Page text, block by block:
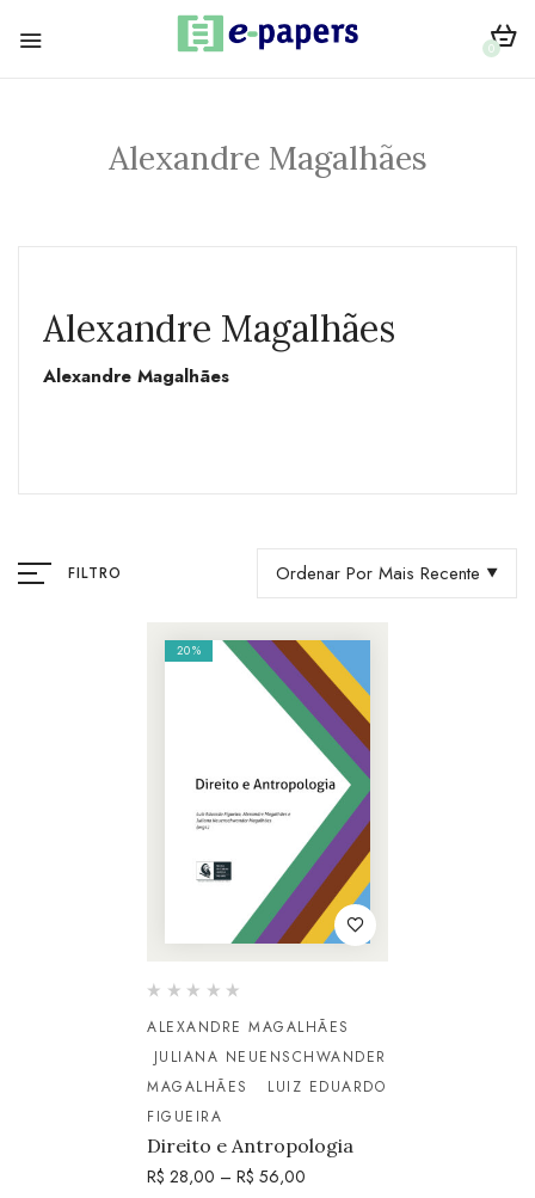
0
Alexandre Magalhães
Alexandre Magalhães
Alexandre Magalhães
FILTRO Ordenar Por Mais Recente
20%
ALEXANDRE MAGALHÃES
JULIANA NEUENSCHWANDER
MAGALHÃES
LUIZ EDUARDO
FIGUEIRA
Direito e Antropologia
R$ 28,00 – R$ 56,00